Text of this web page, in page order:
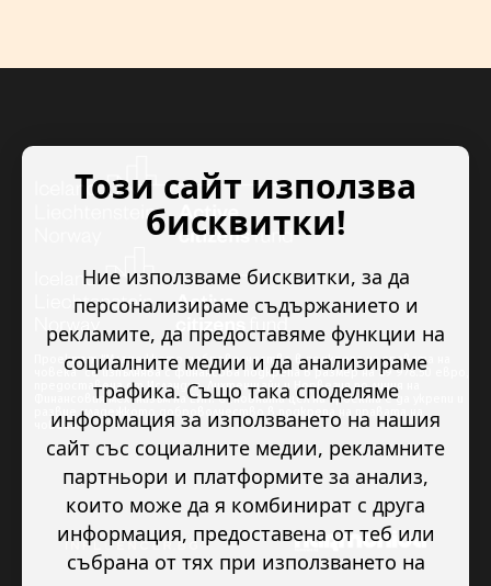
Проектът “Младежкото доброволчество в подкрепа на правата на
човека” се изпълнява с финансова подкрепа в размер на 89 978.50 евро,
предоставена от Исландия, Лихтенщайн и Норвегия по линия на
Финансовия механизъм на ЕИП. Основната цел на проекта е да укрепи и
развие младежкото доброволчество в подкрепа на правата на
човека.
Този сайт използва
бисквитки!
Ние използваме бисквитки, за да
персонализираме съдържанието и
рекламите, да предоставяме функции на
социалните медии и да анализираме
трафика. Също така споделяме
информация за използването на нашия
сайт със социалните медии, рекламните
партньори и платформите за анализ,
които може да я комбинират с друга
информация, предоставена от теб или
събрана от тях при използването на